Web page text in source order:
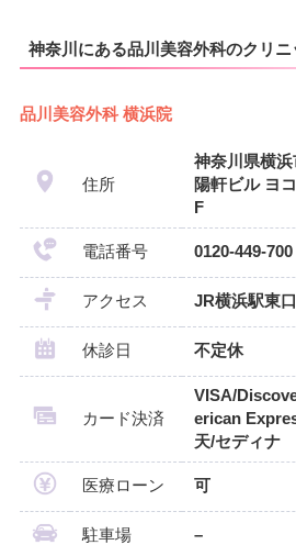
神奈川にある品川美容外科のクリニ
品川美容外科 横浜院
住所
神奈川県横
陽軒ビル ヨ
F
電話番号 0120-449-700
アクセス JR横浜駅東
休診日 不定休
カード決済
VISA/
erican
天/セディナ
医療ローン 可
駐車場 –